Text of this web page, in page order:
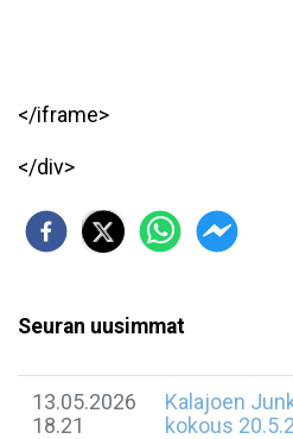
</iframe>
</div>
Seuran uusimmat
13.05.2026
18.21
Kalajoen
kokous